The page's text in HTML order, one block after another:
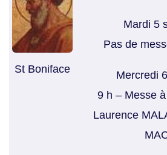
St Boniface
Mardi 5
Pas de
Mercredi
9 h – Messe
Laurence